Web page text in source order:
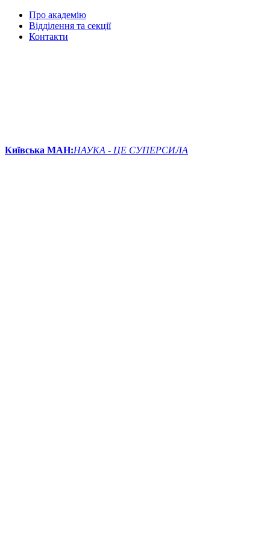
Про академію
Відділення та секції
Контакти
Київська МАН:НАУКА - ЦЕ СУПЕРСИЛА